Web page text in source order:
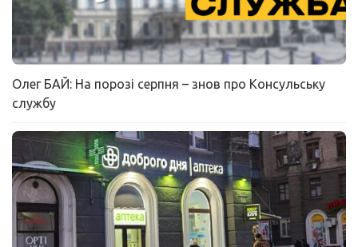
Олег БАЙ: На порозі серпня – знов про Консульську
службу